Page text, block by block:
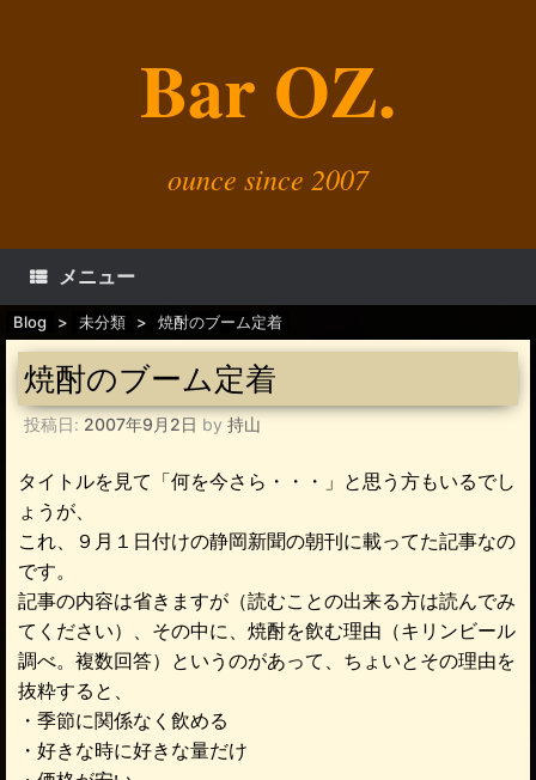
Bar OZ.
ounce since 2007
メニュー
Blog > 未分類 > 焼酎のブーム定着
焼酎のブーム定着
投稿日: 2007年9月2日 by 持山
タイトルを見て「何を今さら・・・」と思う方もいるでし
ょうが、
これ、９月１日付けの静岡新聞の朝刊に載ってた記事なの
です。
記事の内容は省きますが（読むことの出来る方は読んでみ
てください）、その中に、焼酎を飲む理由（キリンビール
調べ。複数回答）というのがあって、ちょいとその理由を
抜粋すると、
・季節に関係なく飲める
・好きな時に好きな量だけ